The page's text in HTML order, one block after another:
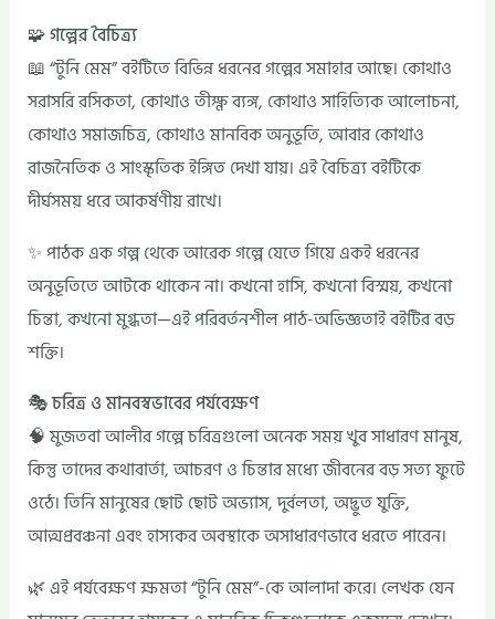
🧩 গল্পের বৈচিত্র্য
📖 “টুনি মেম” বইটিতে বিভিন্ন ধরনের গল্পের সমাহার আছে। কোথাও
সরাসরি রসিকতা, কোথাও তীক্ষ্ণ ব্যঙ্গ, কোথাও সাহিত্যিক আলোচনা,
কোথাও সমাজচিত্র, কোথাও মানবিক অনুভূতি, আবার কোথাও
রাজনৈতিক ও সাংস্কৃতিক ইঙ্গিত দেখা যায়। এই বৈচিত্র্য বইটিকে
দীর্ঘসময় ধরে আকর্ষণীয় রাখে।
✨ পাঠক এক গল্প থেকে আরেক গল্পে যেতে গিয়ে একই ধরনের
অনুভূতিতে আটকে থাকেন না। কখনো হাসি, কখনো বিস্ময়, কখনো
চিন্তা, কখনো মুগ্ধতা—এই পরিবর্তনশীল পাঠ-অভিজ্ঞতাই বইটির বড়
শক্তি।
🎭 চরিত্র ও মানবস্বভাবের পর্যবেক্ষণ
🧠 মুজতবা আলীর গল্পে চরিত্রগুলো অনেক সময় খুব সাধারণ মানুষ,
কিন্তু তাদের কথাবার্তা, আচরণ ও চিন্তার মধ্যে জীবনের বড় সত্য ফুটে
ওঠে। তিনি মানুষের ছোট ছোট অভ্যাস, দুর্বলতা, অদ্ভুত যুক্তি,
আত্মপ্রবঞ্চনা এবং হাস্যকর অবস্থাকে অসাধারণভাবে ধরতে পারেন।
🌿 এই পর্যবেক্ষণ ক্ষমতা “টুনি মেম”-কে আলাদা করে। লেখক যেন